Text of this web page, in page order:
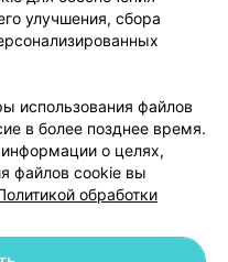
103.by
cookie
данных
улучшения, сбора
использования файлов
в более позднее время.
о целях,
файлов cookie вы
обработки